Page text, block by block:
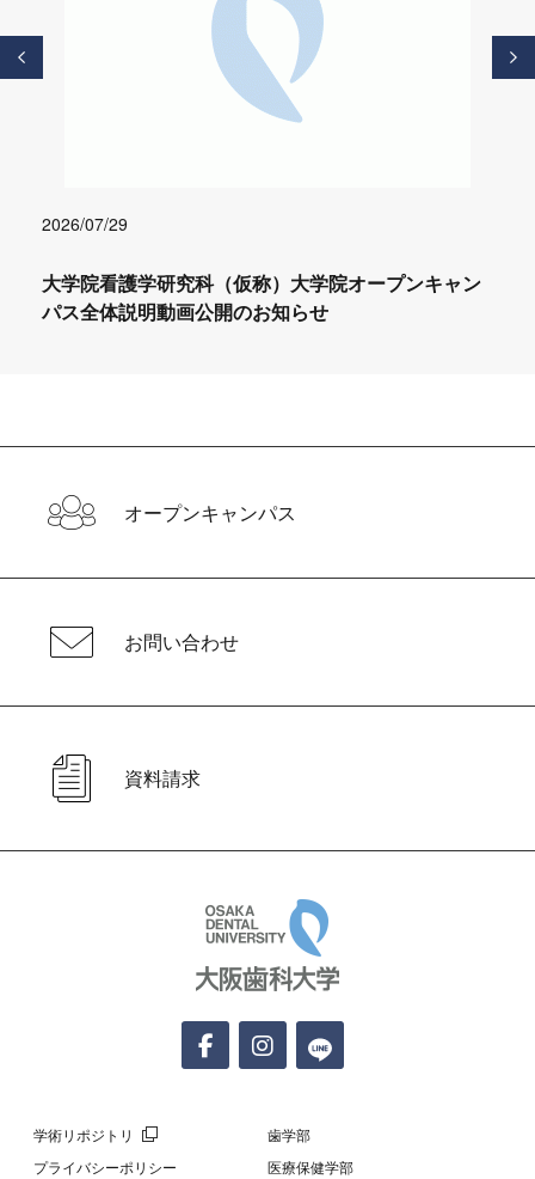
2026/07/29
大学院看護学研究科（仮称）大学院オープンキャン
パス全体説明動画公開のお知らせ
オープンキャンパス
お問い合わせ
資料請求
学術リポジトリ
プライバシーポリシー
歯学部
医療保健学部